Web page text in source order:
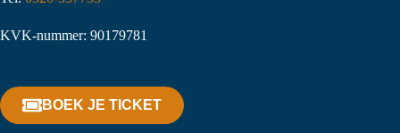
KVK-nummer: 90179781
BOEK JE TICKET